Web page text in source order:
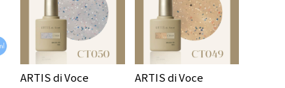
ARTIS di Voce
ARTIS di Voce